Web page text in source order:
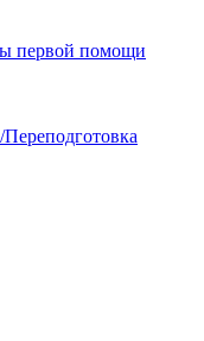
первой помощи